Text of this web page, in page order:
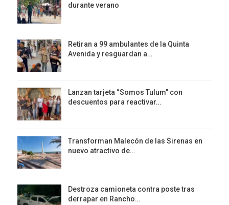
durante verano
Retiran a 99 ambulantes de la Quinta
Avenida y resguardan a…
Lanzan tarjeta “Somos Tulum” con
descuentos para reactivar…
Transforman Malecón de las Sirenas en
nuevo atractivo de…
Destroza camioneta contra poste tras
derrapar en Rancho…